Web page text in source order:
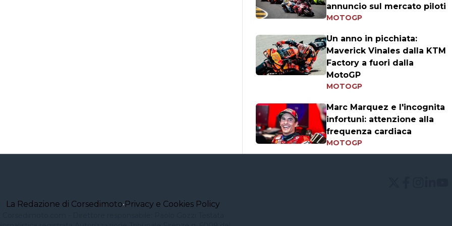
annuncio sul mercato piloti
MOTOGP
Un anno in picchiata:
Maverick Vinales dalla KTM
Factory a fuori dalla
MotoGP
MOTOGP
Marc Marquez e l'incognita
infortuni: attenzione alla
frequenza cardiaca
MOTOGP
La Redazione di Corsedimoto•Privacy e Cookies Policy